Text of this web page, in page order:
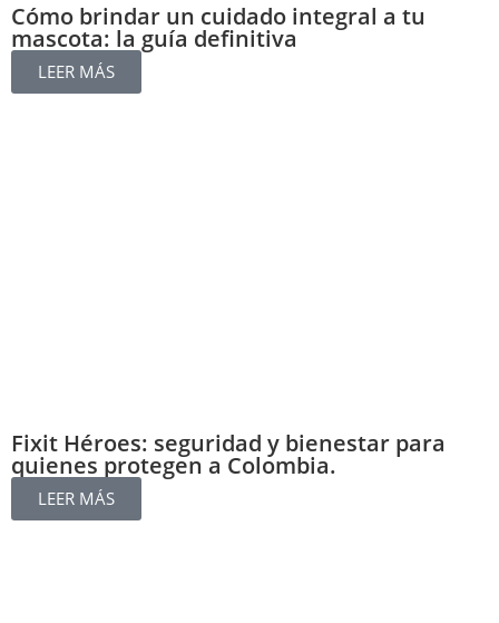
Cómo brindar un cuidado integral a tu
mascota: la guía definitiva
LEER MÁS
Fixit Héroes: seguridad y bienestar para
quienes protegen a Colombia.
LEER MÁS